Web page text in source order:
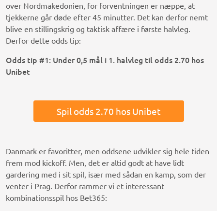
over Nordmakedonien, for forventningen er næppe, at
tjekkerne går døde efter 45 minutter. Det kan derfor nemt
blive en stillingskrig og taktisk affære i første halvleg.
Derfor dette odds tip:
Odds tip #1: Under 0,5 mål i 1. halvleg til odds 2.70 hos
Unibet
Spil odds 2.70 hos Unibet
Danmark er favoritter, men oddsene udvikler sig hele tiden
frem mod kickoff. Men, det er altid godt at have lidt
gardering med i sit spil, især med sådan en kamp, som der
venter i Prag. Derfor rammer vi et interessant
kombinationsspil hos Bet365: